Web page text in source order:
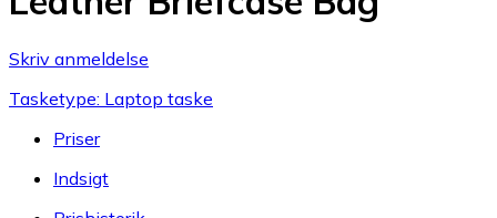
Skriv anmeldelse
Tasketype: Laptop taske
Priser
Indsigt